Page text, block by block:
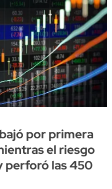
por primera
el riesgo
perforó las 450